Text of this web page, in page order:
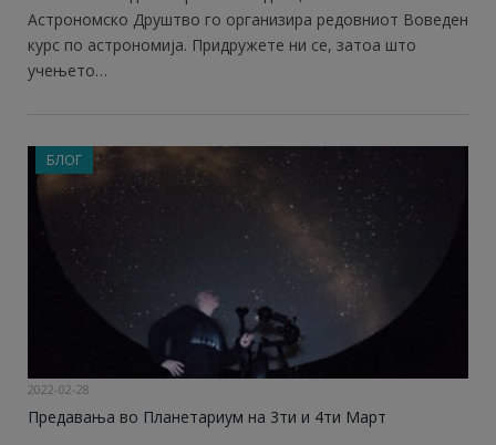
Астрономско Друштво го организира редовниот Воведен
курс по астрономија. Придружете ни се, затоа што
учењето…
БЛОГ
2022-02-28
Предавања во Планетариум на 3ти и 4ти Март